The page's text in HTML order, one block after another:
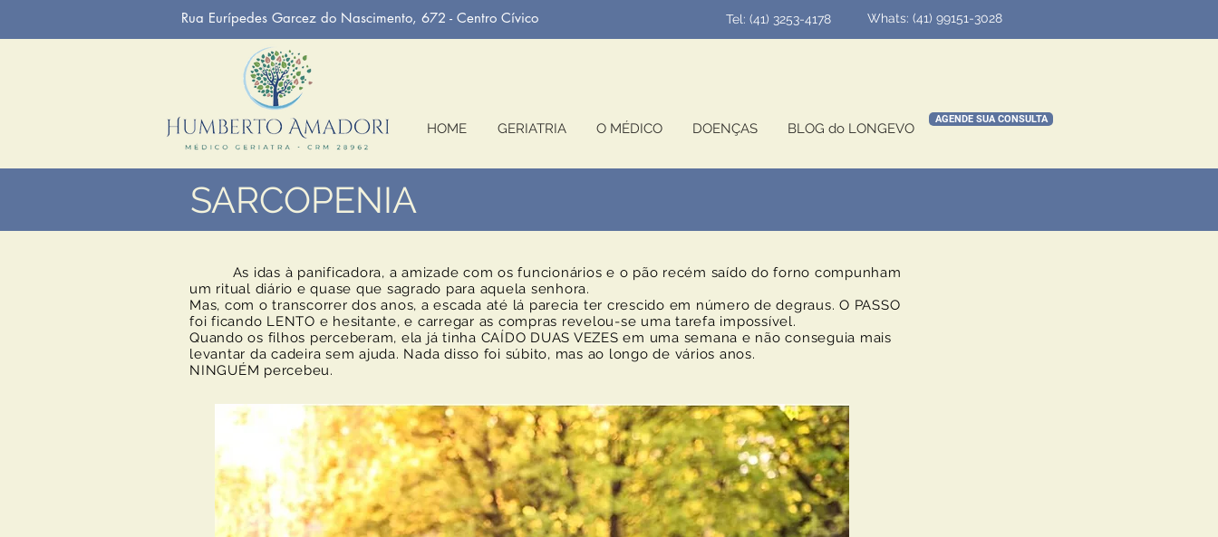
Rua Eurípedes Garcez do Nascimento, 672 - Centro Cívico Tel: (41) 3253-4178 Whats: (41) 99151-3028
HOME GERIATRIA O MÉDICO DOENÇAS BLOG do LONGEVO
AGENDE SUA CONSULTA
SARCOPENIA
As idas à panificadora, a amizade com os funcionários e o pão recém saído do forno compunham
um ritual diário e quase que sagrado para aquela senhora.
Mas, com o transcorrer dos anos, a escada até lá parecia ter crescido em número de degraus. O PASSO
foi ficando LENTO e hesitante, e carregar as compras revelou-se uma tarefa impossível.
Quando os filhos perceberam, ela já tinha CAÍDO DUAS VEZES em uma semana e não conseguia mais
levantar da cadeira sem ajuda. Nada disso foi súbito, mas ao longo de vários anos.
NINGUÉM percebeu.